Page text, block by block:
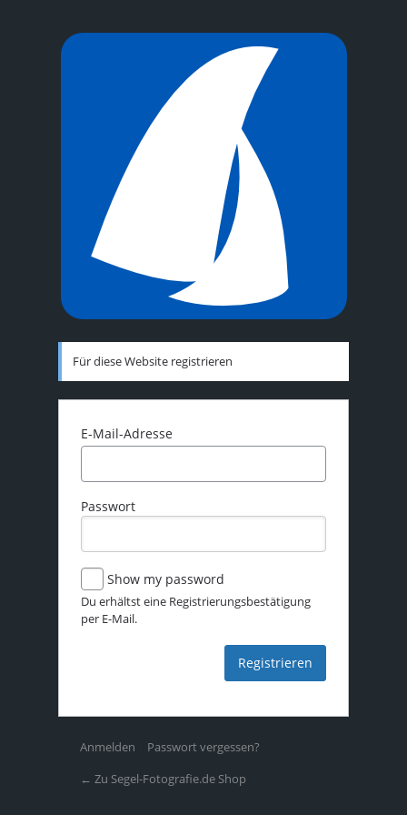
Für diese Website registrieren
E-Mail-Adresse
Passwort
Show my password
Du erhältst eine Registrierungsbestätigung
per E-Mail.
Anmelden
Passwort vergessen?
← Zu Segel-Fotografie.de Shop